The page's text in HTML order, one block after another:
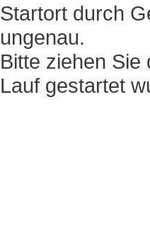
Startort durch
ungenau.
Bitte ziehen
Lauf gestartet